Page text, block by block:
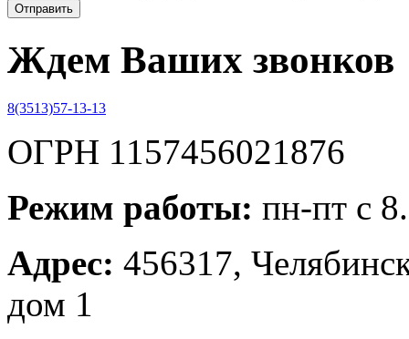
Ждем Ваших звонков
8(3513)57-13-13
ОГРН 1157456021876
Режим работы: пн-пт с
Адрес: 456317,
дом 1